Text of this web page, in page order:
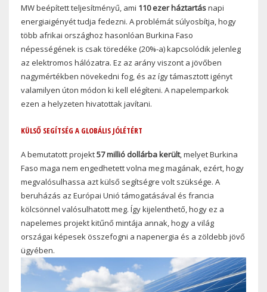
MW beépített teljesítményű, ami 110 ezer háztartásnapi
energiaigényét tudja fedezni. A problémát súlyosbítja, hogy
több afrikai országhoz hasonlóan Burkina Faso
népességének is csak töredéke (20%-a) kapcsolódik jelenleg
az elektromos hálózatra. Ez az arány viszont a jövőben
nagymértékben növekedni fog, és az így támasztott igényt
valamilyen úton módon ki kell elégíteni. A napelemparkok
ezen a helyzeten hivatottak javítani.
KÜLSŐ SEGÍTSÉG A GLOBÁLIS JÓLÉTÉRT
A bemutatott projekt57 millió dollárba került, melyet Burkina
Faso maga nem engedhetett volna meg magának, ezért, hogy
megvalósulhassa azt külső segítségre volt szüksége. A
beruházás az Európai Unió támogatásával és francia
kölcsönnel valósulhatott meg. Így kijelenthető, hogy ez a
napelemes projekt kitűnő mintája annak, hogy a világ
országai képesek összefogni a napenergia és a zöldebb jövő
ügyében.